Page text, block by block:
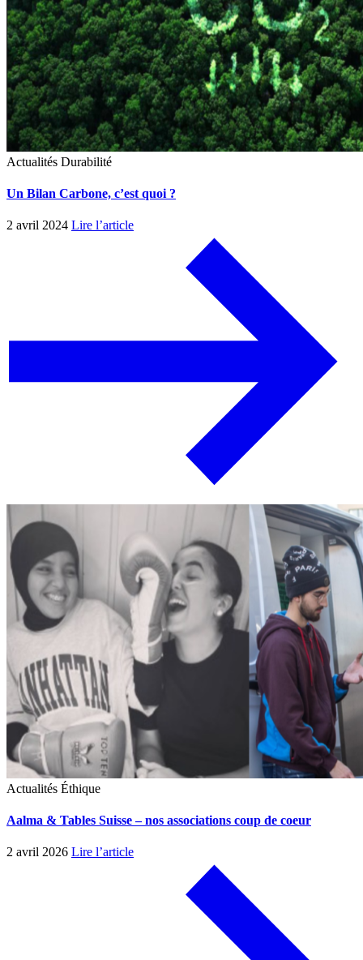
Actualités Durabilité
Un Bilan Carbone, c’est quoi ?
2 avril 2024 Lire l’article
Actualités Éthique
Aalma & Tables Suisse – nos associations coup de coeur
2 avril 2026 Lire l’article